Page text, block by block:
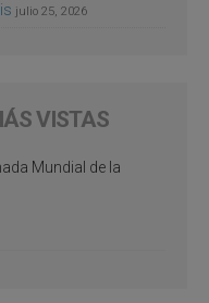
julio 25, 2026
VISTAS
Mundial de la